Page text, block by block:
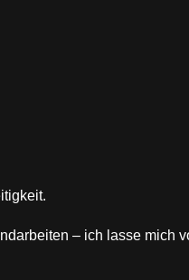
– ich lasse mich